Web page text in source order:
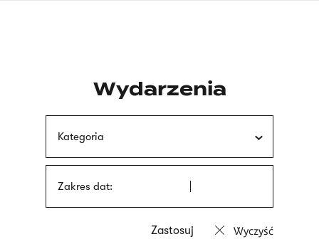
Wydarzenia
Kategoria
Zakres dat:
Wyczyść